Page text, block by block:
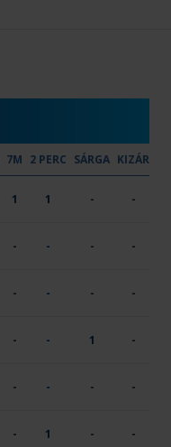
7M 2 PERC SÁRGA KIZÁR
1 1 - -
- - - -
- - - -
- - 1 -
- - - -
- 1 - -